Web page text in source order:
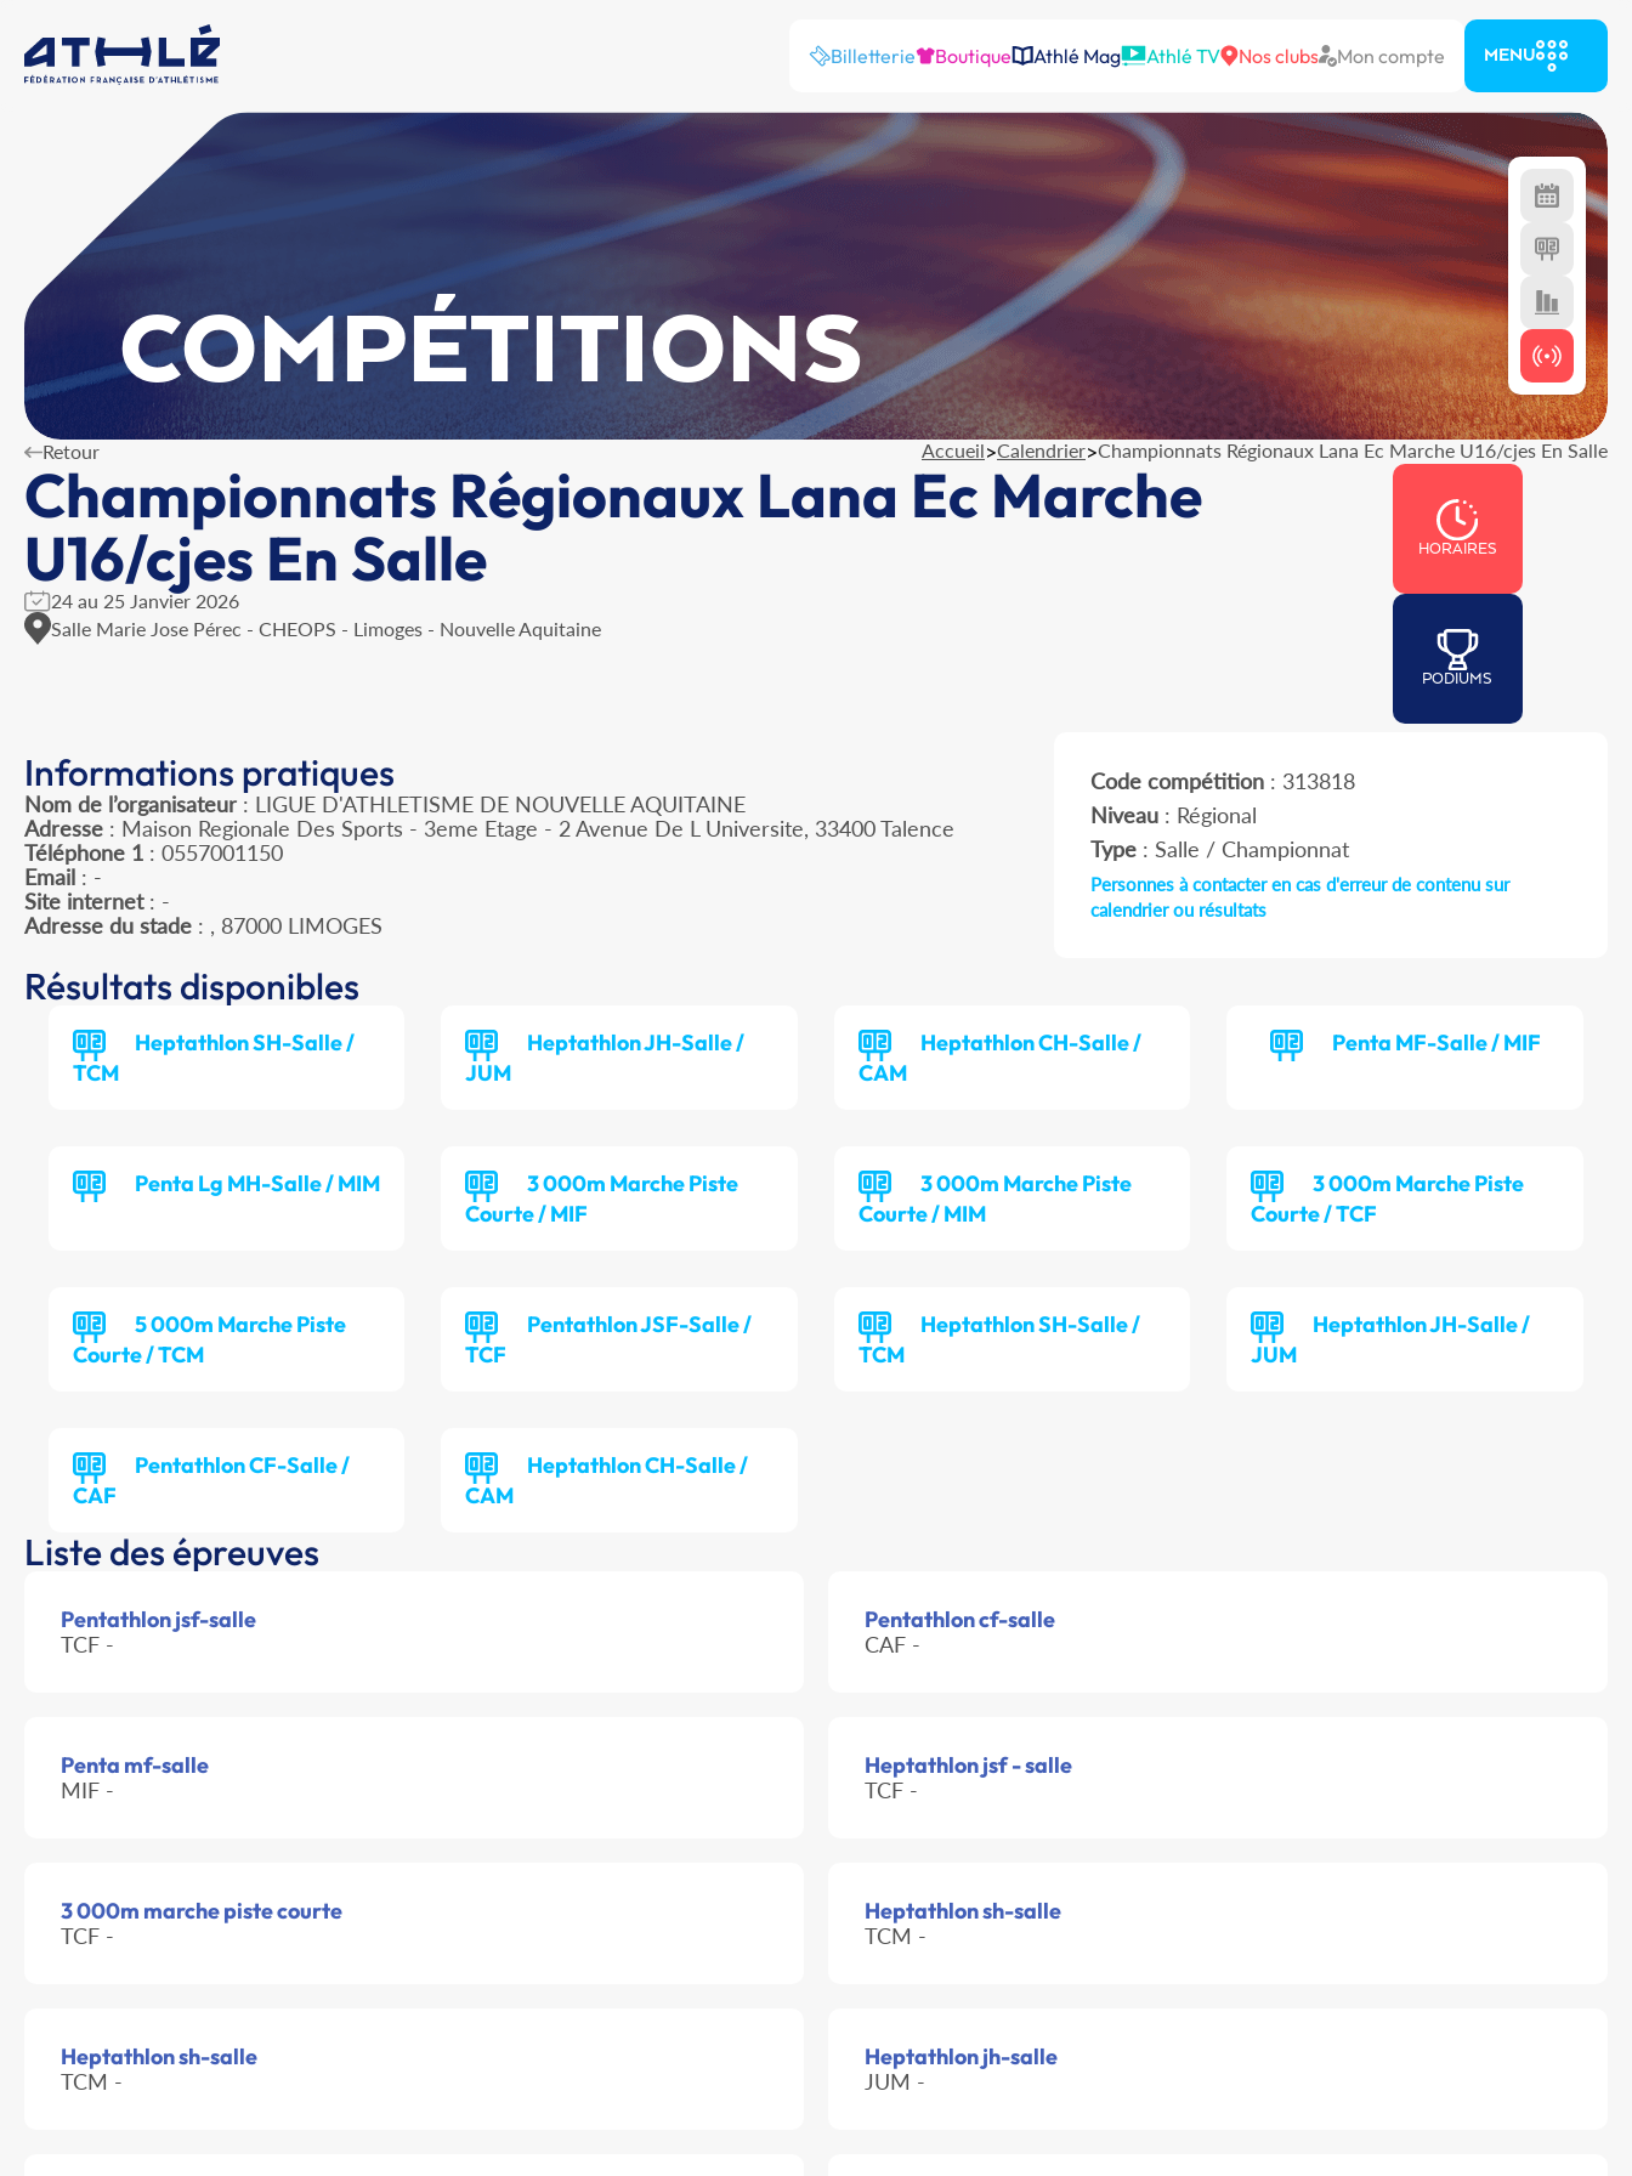
Billetterie Boutique Athlé Mag Athlé TV Nos clubs Mon compte MENU
COMPÉTITIONS
Retour Accueil>Calendrier>Championnats Régionaux Lana Ec Marche U16/cjes En Salle
Championnats Régionaux Lana Ec Marche
U16/cjes En Salle
24 au 25 Janvier 2026
Salle Marie Jose Pérec - CHEOPS - Limoges - Nouvelle Aquitaine
HORAIRES
PODIUMS
Informations pratiques
Nom de l’organisateur : LIGUE D'ATHLETISME DE NOUVELLE AQUITAINE
Adresse : Maison Regionale Des Sports - 3eme Etage - 2 Avenue De L Universite, 33400 Talence
Téléphone 1 : 0557001150
Email : -
Site internet: -
Adresse du stade : , 87000 LIMOGES
Code compétition: 313818
Niveau: Régional
Type: Salle / Championnat
Personnes à contacter en cas d'erreur de contenu sur
calendrier ou résultats
Résultats disponibles
Heptathlon SH-Salle /
TCM
Heptathlon JH-Salle /
JUM
Heptathlon CH-Salle /
CAM
Penta MF-Salle / MIF
Penta Lg MH-Salle / MIM
3 000m Marche Piste
Courte / MIF
3 000m Marche Piste
Courte / MIM
3 000m Marche Piste
Courte / TCF
5 000m Marche Piste
Courte / TCM
Pentathlon JSF-Salle /
TCF
Heptathlon SH-Salle /
TCM
Heptathlon JH-Salle /
JUM
Pentathlon CF-Salle /
CAF
Heptathlon CH-Salle /
CAM
Liste des épreuves
Pentathlon jsf-salle
TCF -
Pentathlon cf-salle
CAF -
Penta mf-salle
MIF -
Heptathlon jsf - salle
TCF -
3 000m marche piste courte
TCF -
Heptathlon sh-salle
TCM -
Heptathlon sh-salle
TCM -
Heptathlon jh-salle
JUM -